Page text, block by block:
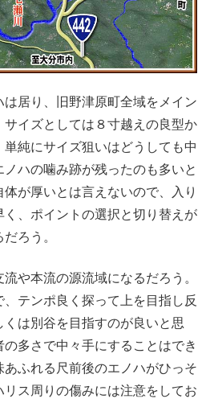
居り、旧野津原町全域をメイン
イズとしては８寸越えの良型か
純にサイズ狙いはどうしても中
ハの噛み跡が残ったのも多いと
が厚いとは言えないので、入り
、ポイントの選択と切り替えが
ろう。
や本流の源流域になるだろう。
テンポ良く探って上を目指し反
は別谷を目指すのが良いと思
多さで中々手にすることはでき
ふれる尺前後のエノハがひっそ
リス周りの傷みには注意をしてお